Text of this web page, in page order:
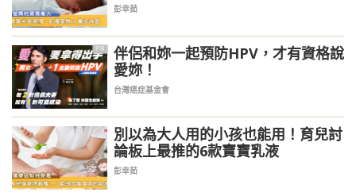
彭幸茹
PR
伴侶和妳一起預防HPV，才有資格說
愛妳！
台灣癌症基金會
別以為大人用的小孩也能用！育兒討
論板上最推的6款寶寶乳液
彭幸茹